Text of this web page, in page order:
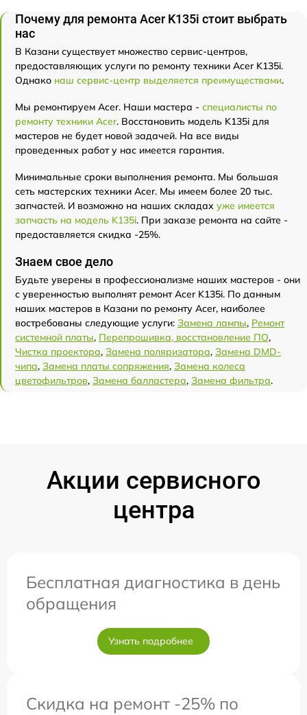
Почему для ремонта Acer K135i стоит выбрать
нас
В Казани существует множество сервис-центров,
предоставляющих услуги по ремонту техники Acer K135i.
Однако наш сервис-центр выделяется преимуществами.
Мы ремонтируем Acer. Наши мастера - специалисты по
ремонту техники Acer. Восстановить модель K135i для
мастеров не будет новой задачей. На все виды
проведенных работ у нас имеется гарантия.
Минимальные сроки выполнения ремонта. Мы большая
сеть мастерских техники Acer. Мы имеем более 20 тыс.
запчастей. И возможно на наших складах уже имеется
запчасть на модель K135i. При заказе ремонта на сайте -
предоставляется скидка -25%.
Знаем свое дело
Будьте уверены в профессионализме наших мастеров - они
с уверенностью выполнят ремонт Acer K135i. По данным
наших мастеров в Казани по ремонту Acer, наиболее
востребованы следующие услуги: Замена лампы, Ремонт
системной платы, Перепрошивка, восстановление ПО,
Чистка проектора, Замена поляризатора, Замена DMD-
чипа, Замена платы сопряжения, Замена колеса
цветофильтров, Замена балластера, Замена фильтра.
Акции сервисного
центра
Бесплатная диагностика в день
обращения
Узнать подробнее
Скидка на ремонт -25% по